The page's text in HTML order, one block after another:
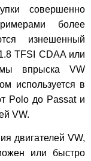
совершенно
более
изнешенный
TFSI CDAA или
впрыска VW
используется в
Polo до Passat и
VW.
двигателей VW,
или быстро